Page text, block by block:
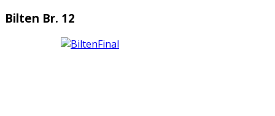
Bilten Br. 12